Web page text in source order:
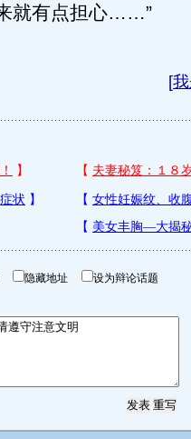
就有点担心……”
[
隐藏地址 设为辩论话题